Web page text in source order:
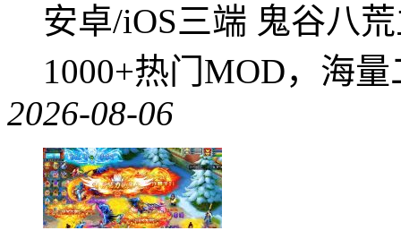
安卓/iOS三端 鬼谷八
1000+热门MOD，海
2026-08-06